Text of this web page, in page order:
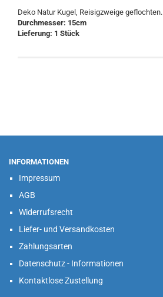
Deko Natur Kugel, Reisigzweige geflochten.
Durchmesser: 15cm
​Lieferung: 1 Stück
INFORMATIONEN
Impressum
AGB
Widerrufsrecht
Liefer- und Versandkosten
Zahlungsarten
Datenschutz - Informationen
Kontaktlose Zustellung